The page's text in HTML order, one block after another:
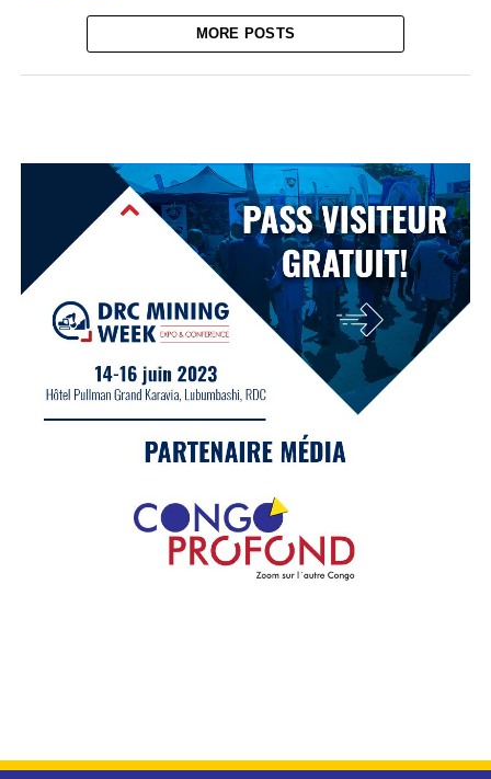
MORE POSTS